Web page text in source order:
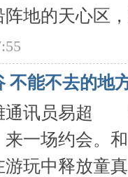
地的天心区
不能不去的地
通讯员易超
一场约会。和
游玩中释放童